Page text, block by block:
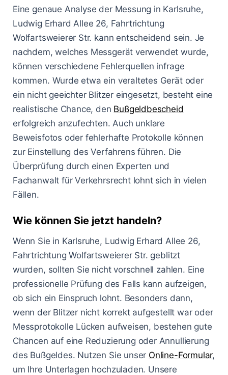
Eine genaue Analyse der Messung in Karlsruhe,
Ludwig Erhard Allee 26, Fahrtrichtung
Wolfartsweierer Str. kann entscheidend sein. Je
nachdem, welches Messgerät verwendet wurde,
können verschiedene Fehlerquellen infrage
kommen. Wurde etwa ein veraltetes Gerät oder
ein nicht geeichter Blitzer eingesetzt, besteht eine
realistische Chance, den Bußgeldbescheid
erfolgreich anzufechten. Auch unklare
Beweisfotos oder fehlerhafte Protokolle können
zur Einstellung des Verfahrens führen. Die
Überprüfung durch einen Experten und
Fachanwalt für Verkehrsrecht lohnt sich in vielen
Fällen.
Wie können Sie jetzt handeln?
Wenn Sie in Karlsruhe, Ludwig Erhard Allee 26,
Fahrtrichtung Wolfartsweierer Str. geblitzt
wurden, sollten Sie nicht vorschnell zahlen. Eine
professionelle Prüfung des Falls kann aufzeigen,
ob sich ein Einspruch lohnt. Besonders dann,
wenn der Blitzer nicht korrekt aufgestellt war oder
Messprotokolle Lücken aufweisen, bestehen gute
Chancen auf eine Reduzierung oder Annullierung
des Bußgeldes. Nutzen Sie unser Online-Formular,
um Ihre Unterlagen hochzuladen. Unsere